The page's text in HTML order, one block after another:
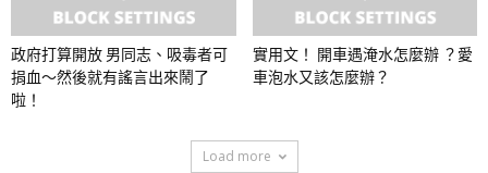
政府打算開放 男同志、吸毒者可
捐血～然後就有謠言出來鬧了
啦！
實用文！ 開車遇淹水怎麼辦 ？愛
車泡水又該怎麼辦？
Load more